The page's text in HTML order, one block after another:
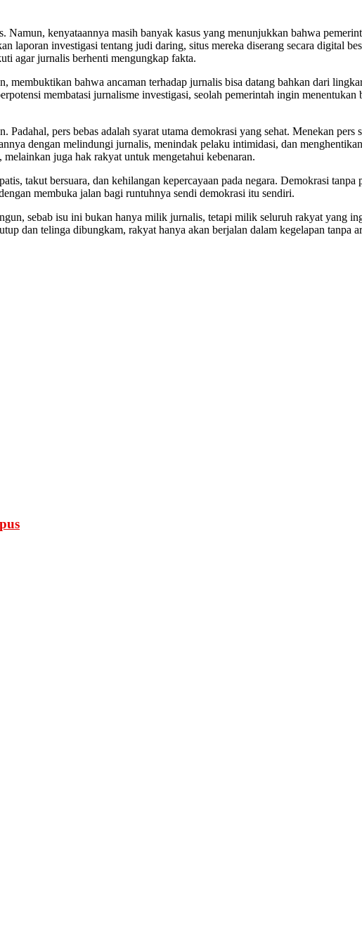
kenyataannya masih banyak kasus yang menunjukkan bahwa
investigasi tentang judi daring, situs mereka diserang secara digital
agar jurnalis berhenti mengungkap fakta.
bahwa ancaman terhadap jurnalis bisa datang bahkan dari
membatasi jurnalisme investigasi, seolah pemerintah ingin menentukan
pers bebas adalah syarat utama demokrasi yang sehat. Menekan
dengan melindungi jurnalis, menindak pelaku intimidasi, dan
juga hak rakyat untuk mengetahui kebenaran.
takut bersuara, dan kehilangan kepercayaan pada negara. Demokrasi tanpa
membuka jalan bagi runtuhnya sendi demokrasi itu sendiri.
sebab isu ini bukan hanya milik jurnalis, tetapi milik seluruh rakyat yang
dan telinga dibungkam, rakyat hanya akan berjalan dalam kegelapan tanpa